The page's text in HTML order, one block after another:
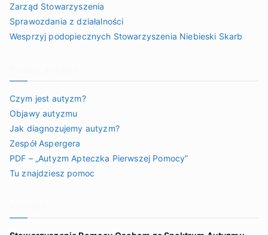
Zarząd Stowarzyszenia
Sprawozdania z działalności
Wesprzyj podopiecznych Stowarzyszenia Niebieski Skarb
Czym jest autyzm?
Objawy autyzmu
Jak diagnozujemy autyzm?
Zespół Aspergera
PDF – „Autyzm Apteczka Pierwszej Pomocy”
Tu znajdziesz pomoc